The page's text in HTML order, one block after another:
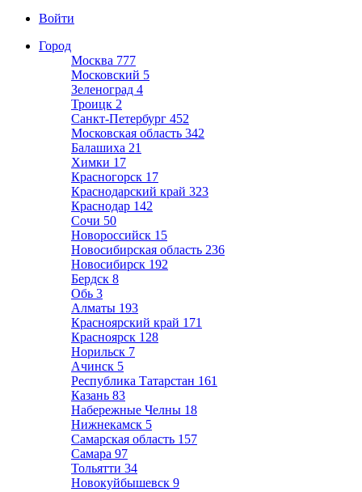
Войти
Город
Москва 777
Московский 5
Зеленоград 4
Троицк 2
Санкт-Петербург 452
Московская область 342
Балашиха 21
Химки 17
Красногорск 17
Краснодарский край 323
Краснодар 142
Сочи 50
Новороссийск 15
Новосибирская область 236
Новосибирск 192
Бердск 8
Обь 3
Алматы 193
Красноярский край 171
Красноярск 128
Норильск 7
Ачинск 5
Республика Татарстан 161
Казань 83
Набережные Челны 18
Нижнекамск 5
Самарская область 157
Самара 97
Тольятти 34
Новокуйбышевск 9